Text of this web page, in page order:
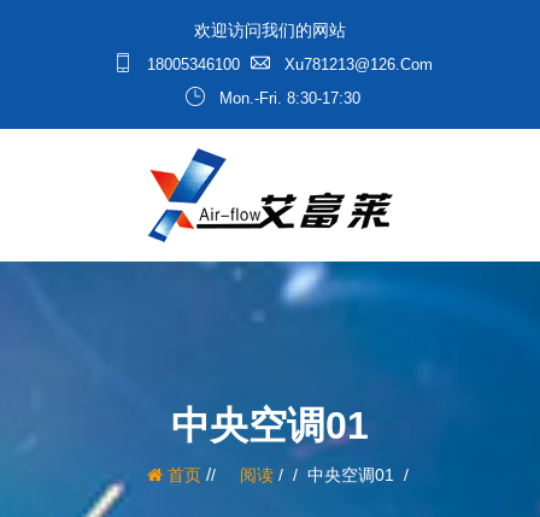
欢迎访问我们的网站
18005346100
Xu781213@126.com
Mon.-Fri. 8:30-17:30
中央空调01
首页/ 阅读/ 中央空调01